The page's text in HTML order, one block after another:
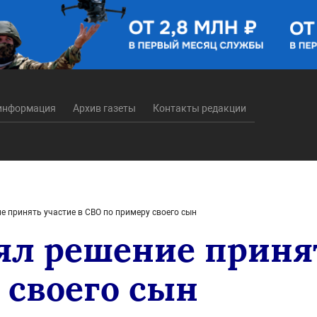
Архив газеты Контакты редакции
принять участие в СВО по примеру своего сын
решение
сын